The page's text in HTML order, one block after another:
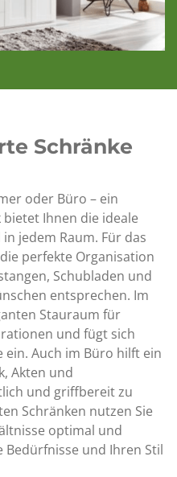
Schränke
oder Büro – ein
Ihnen die ideale
jedem Raum. Für das
perfekte Organisation
Schubladen und
entsprechen. Im
Stauraum für
und fügt sich
Auch im Büro hilft ein
Akten und
und griffbereit zu
Schränken nutzen Sie
optimal und
und Ihren Stil